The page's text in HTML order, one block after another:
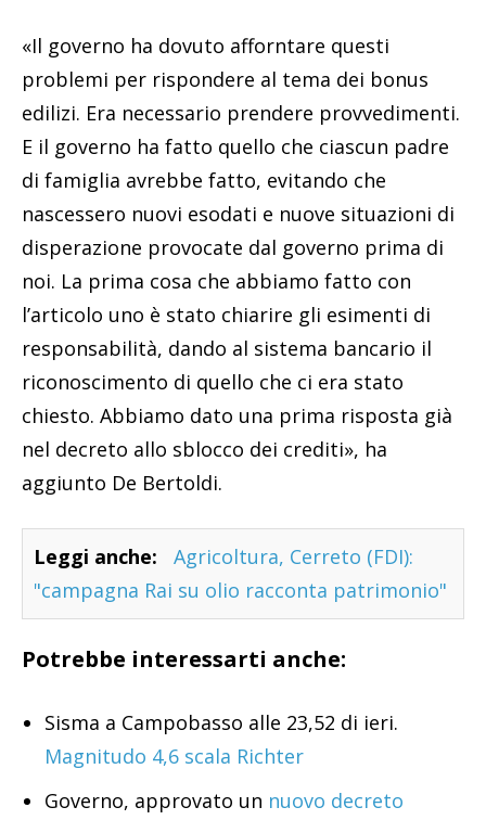
«Il governo ha dovuto afforntare questi
problemi per rispondere al tema dei bonus
edilizi. Era necessario prendere provvedimenti.
E il governo ha fatto quello che ciascun padre
di famiglia avrebbe fatto, evitando che
nascessero nuovi esodati e nuove situazioni di
disperazione provocate dal governo prima di
noi. La prima cosa che abbiamo fatto con
l’articolo uno è stato chiarire gli esimenti di
responsabilità, dando al sistema bancario il
riconoscimento di quello che ci era stato
chiesto. Abbiamo dato una prima risposta già
nel decreto allo sblocco dei crediti», ha
aggiunto De Bertoldi.
Leggi anche:
Agricoltura, Cerreto (FDI):
"campagna Rai su olio racconta patrimonio"
Potrebbe interessarti anche:
Sisma a Campobasso alle 23,52 di ieri.
Magnitudo 4,6 scala Richter
Governo, approvato un nuovo decreto